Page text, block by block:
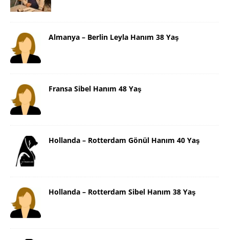
Almanya – Berlin Leyla Hanım 38 Yaş
Fransa Sibel Hanım 48 Yaş
Hollanda – Rotterdam Gönül Hanım 40 Yaş
Hollanda – Rotterdam Sibel Hanım 38 Yaş